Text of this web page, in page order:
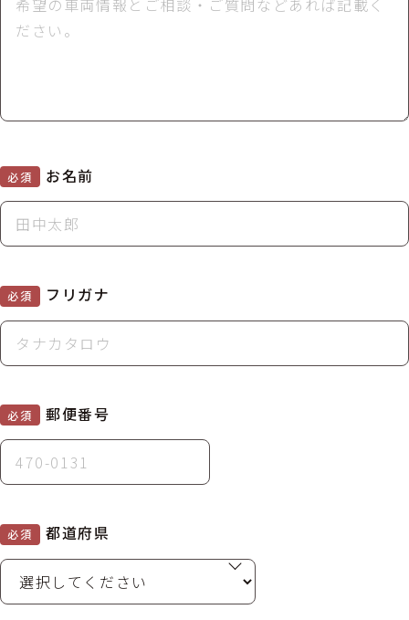
必須 お名前
必須 フリガナ
必須 郵便番号
必須 都道府県